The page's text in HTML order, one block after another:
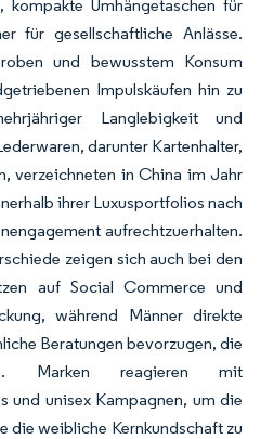
Umhängetaschen für
für gesellschaftliche Anlässe.
und bewusstem Konsum
Impulskäufen hin zu
Langlebigkeit und
darunter Kartenhalter,
verzeichneten in China im Jahr
ihrer Luxusportfolios nach
aufrechtzuerhalten.
zeigen sich auch bei den
auf Social Commerce und
während Männer direkte
Beratungen bevorzugen, die
Marken reagieren mit
und unisex Kampagnen, um die
die weibliche Kernkundschaft zu